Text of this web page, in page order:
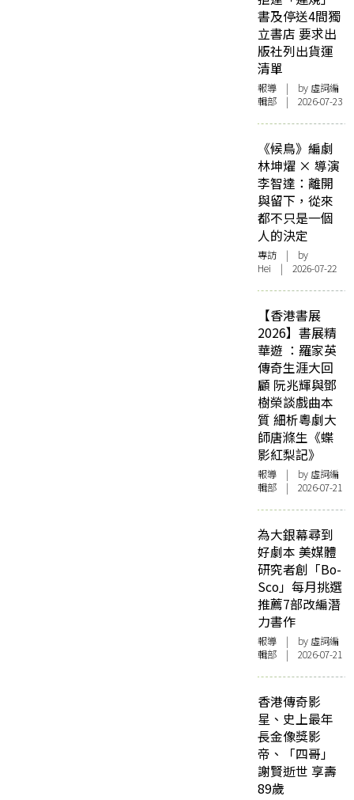
書及停送4間獨
立書店 要求出
版社列出貨運
清單
報導 | by 虛詞編
輯部 | 2026-07-23
《候鳥》編劇
林坤燿 × 導演
李智達：離開
與留下，從來
都不只是一個
人的決定
專訪 | by
Hei | 2026-07-22
【香港書展
2026】書展精
華遊 ：羅家英
傳奇生涯大回
顧 阮兆輝與鄧
樹榮談戲曲本
質 細析粵劇大
師唐滌生《蝶
影紅梨記》
報導 | by 虛詞編
輯部 | 2026-07-21
為大銀幕尋到
好劇本 美媒體
研究者創「Bo-
Sco」每月挑選
推薦7部改編潛
力書作
報導 | by 虛詞編
輯部 | 2026-07-21
香港傳奇影
星、史上最年
長金像獎影
帝、「四哥」
謝賢逝世 享壽
89歲